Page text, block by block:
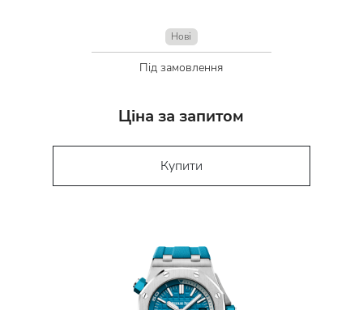
Нові
Під замовлення
Ціна за запитом
Купити